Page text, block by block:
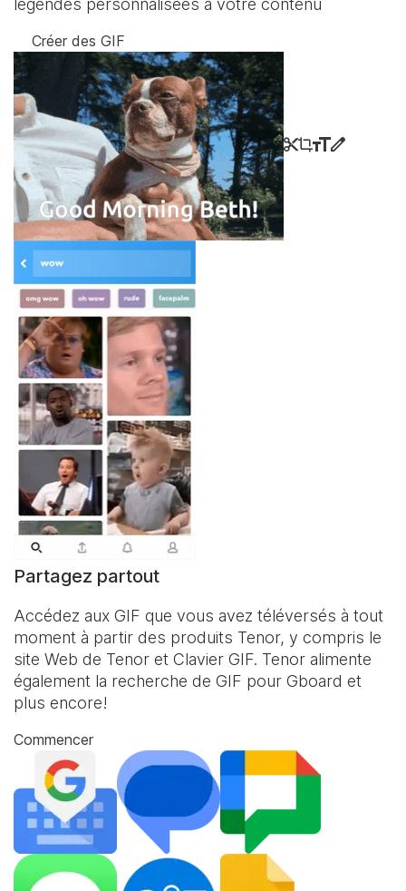
légendes personnalisées à votre contenu
Créer des GIF
Partagez partout
Accédez aux GIF que vous avez téléversés à tout
moment à partir des produits Tenor, y compris le
site Web de Tenor et Clavier GIF. Tenor alimente
également la recherche de GIF pour Gboard et
plus encore!
Commencer